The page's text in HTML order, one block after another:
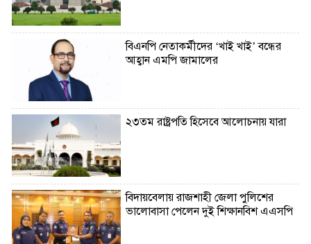
বিএনপি নেতাকর্মীদের ‘খাই খাই’ বন্ধের
আহ্বান এমপি জামালের
২৩তম রাষ্ট্রপতি হিসেবে আলোচনায় যারা
বিদায়বেলায় রাজশাহী জেলা পুলিশের
ভালোবাসা পেলেন দুই শিক্ষানবিশ এএসপি